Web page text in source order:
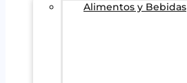
Alimentos y Bebidas